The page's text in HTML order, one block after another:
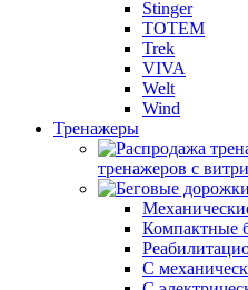
Stinger
TOTEM
Trek
VIVA
Welt
Wind
Тренажеры
тренажеров с
Компактные
С